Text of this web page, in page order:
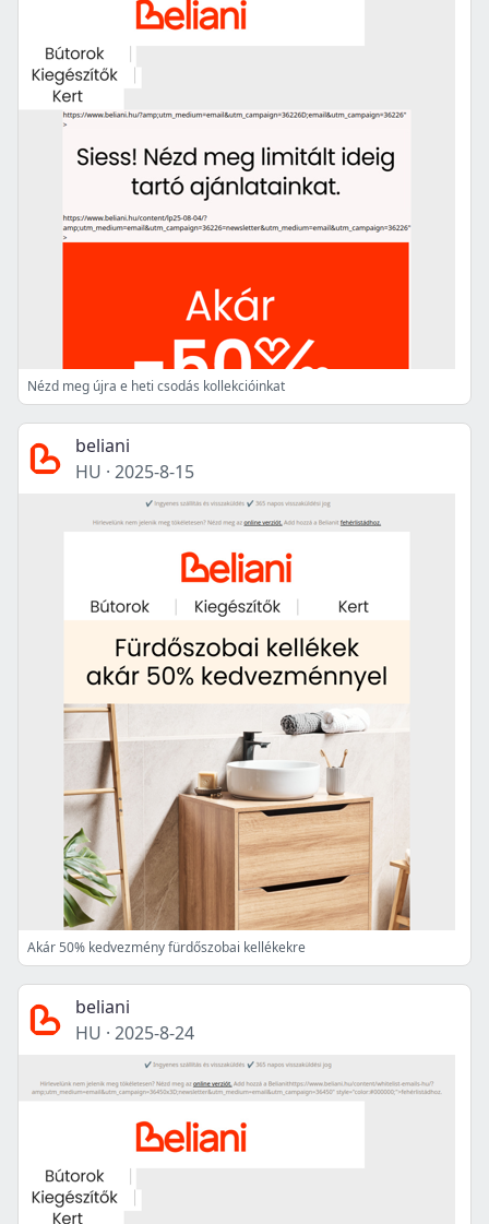
Nézd meg újra e heti csodás kollekcióinkat
beliani
HU · 2025-8-15
Akár 50% kedvezmény fürdőszobai kellékekre
beliani
HU · 2025-8-24